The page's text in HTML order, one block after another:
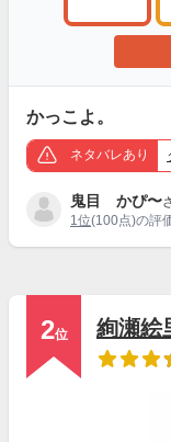
かっこよ。
ネタバレあり
鬼目 かぴ〜
1位(100点)の評
2位
絢瀬絵